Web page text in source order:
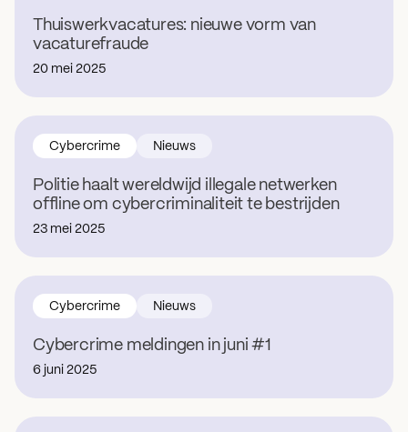
Thuiswerkvacatures: nieuwe vorm van
vacaturefraude
20 mei 2025
Politie haalt wereldwijd illegale netwerken
offline om cybercriminaliteit te bestrijden
Cybercrime Nieuws
23 mei 2025
Cybercrime meldingen in juni #1
Cybercrime Nieuws
6 juni 2025